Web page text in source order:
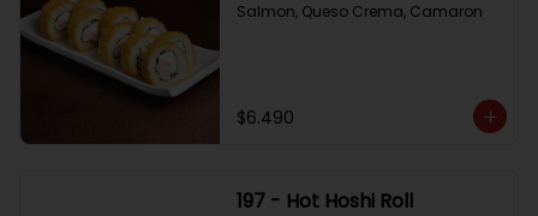
Salmon, Queso Crema, Camaron
$6.490
197 - Hot Hoshi Roll